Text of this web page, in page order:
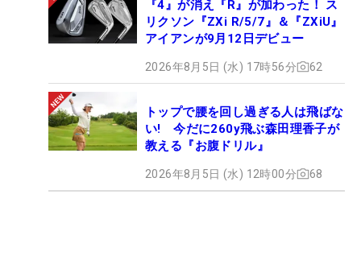
『4』が消え『R』が加わった！ ス
リクソン『ZXi R/5/7』＆『ZXiU』
アイアンが9月12日デビュー
2026年8月5日 (水) 17時56分 62
トップで腰を回し過ぎる人は飛ばな
い! 今だに260y飛ぶ森田理香子が
教える『お腹ドリル』
2026年8月5日 (水) 12時00分 68